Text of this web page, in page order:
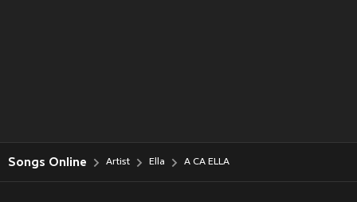
Songs Online Artist Ella A CA ELLA